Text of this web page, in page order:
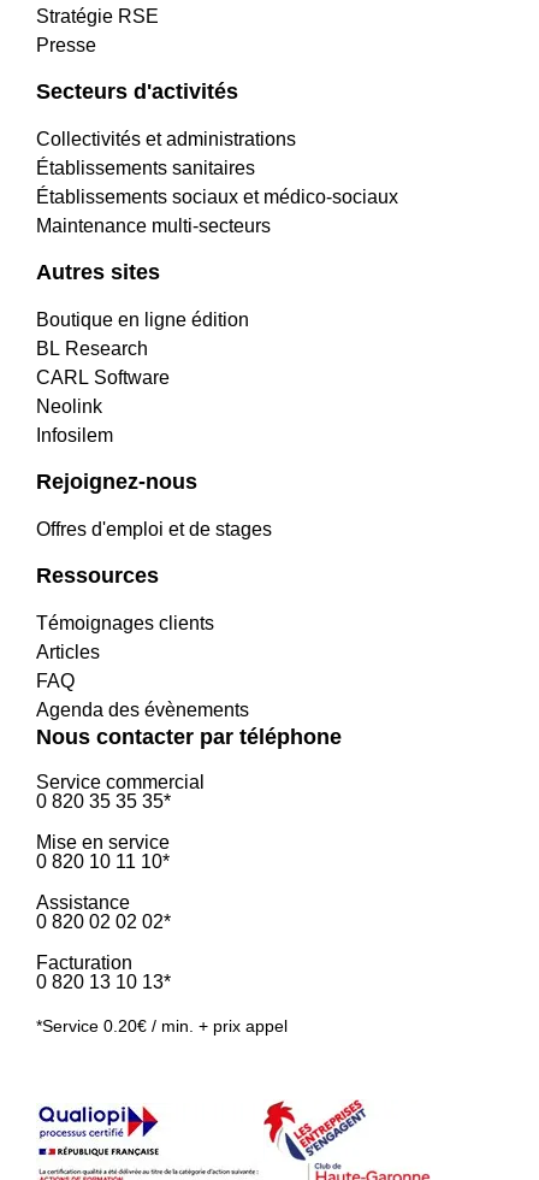
Stratégie RSE
Presse
Secteurs d'activités
Collectivités et administrations
Établissements sanitaires
Établissements sociaux et médico-sociaux
Maintenance multi-secteurs
Autres sites
Boutique en ligne édition
BL Research
CARL Software
Neolink
Infosilem
Rejoignez-nous
Offres d'emploi et de stages
Ressources
Témoignages clients
Articles
FAQ
Agenda des évènements
Nous contacter par téléphone
Service commercial
0 820 35 35 35*
Mise en service
0 820 10 11 10*
Assistance
0 820 02 02 02*
Facturation
0 820 13 10 13*
*Service 0.20€ / min. + prix appel